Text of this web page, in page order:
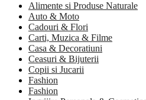
Alimente si Produse Naturale
Auto & Moto
Cadouri & Flori
Carti, Muzica & Filme
Casa & Decoratiuni
Ceasuri & Bijuterii
Copii si Jucarii
Fashion
Fashion